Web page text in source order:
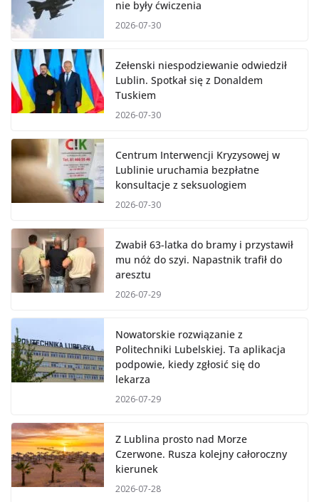
nie były ćwiczenia
2026-07-30
Zełenski niespodziewanie odwiedził
Lublin. Spotkał się z Donaldem
Tuskiem
2026-07-30
Centrum Interwencji Kryzysowej w
Lublinie uruchamia bezpłatne
konsultacje z seksuologiem
2026-07-30
Zwabił 63-latka do bramy i przystawił
mu nóż do szyi. Napastnik trafił do
aresztu
2026-07-29
Nowatorskie rozwiązanie z
Politechniki Lubelskiej. Ta aplikacja
podpowie, kiedy zgłosić się do
lekarza
2026-07-29
Z Lublina prosto nad Morze
Czerwone. Rusza kolejny całoroczny
kierunek
2026-07-28